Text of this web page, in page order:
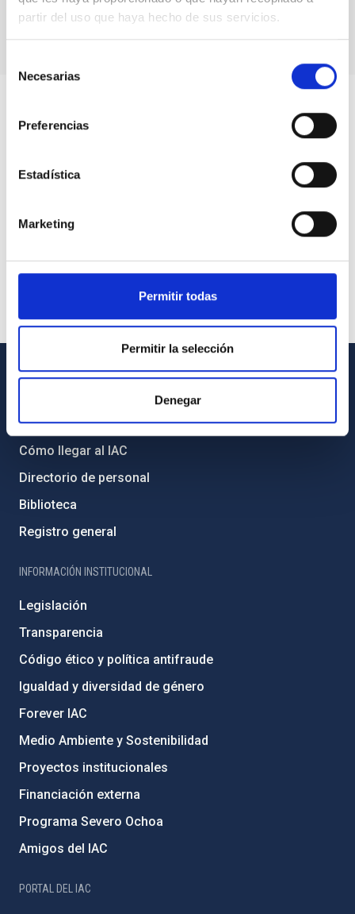
partir del uso que haya hecho de sus servicios.
Necesarias
Preferencias
Estadística
Marketing
Permitir todas
Permitir la selección
Denegar
Contacto
Cómo llegar al IAC
Directorio de personal
Biblioteca
Registro general
INFORMACIÓN INSTITUCIONAL
Legislación
Transparencia
Código ético y política antifraude
Igualdad y diversidad de género
Forever IAC
Medio Ambiente y Sostenibilidad
Proyectos institucionales
Financiación externa
Programa Severo Ochoa
Amigos del IAC
PORTAL DEL IAC